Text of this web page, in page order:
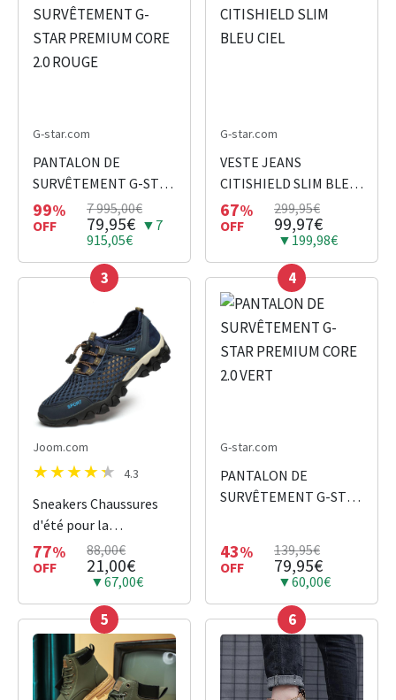
G-star.com
PANTALON DE
SURVÊTEMENT G-STAR
PREMIUM CORE 2.0
ROUGE
99%
OFF
7 995,00€
79,95€ ▼7
915,05€
G-star.com
VESTE JEANS
CITISHIELD SLIM BLEU
CIEL
67%
OFF
299,95€
99,97€
▼199,98€
3
Joom.com
4.3
Sneakers Chaussures
d'été pour la
randonnée
77%
OFF
88,00€
21,00€
▼67,00€
4
G-star.com
PANTALON DE
SURVÊTEMENT G-STAR
43%
OFF
139,95€
79,95€
▼60,00€
5 6